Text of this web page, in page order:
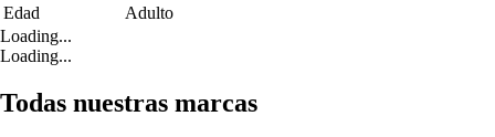
Edad
Adulto
Loading...
Loading...
Todas nuestras marcas